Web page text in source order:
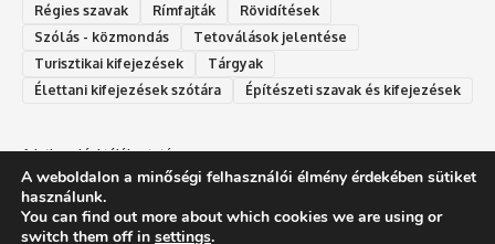
Régies szavak
Rímfajták
Rövidítések
Szólás - közmondás
Tetoválások jelentése
Turisztikai kifejezések
Tárgyak
Élettani kifejezések szótára
Építészeti szavak és kifejezések
Adatkezelési tájékoztató
Felhasználási feltételek
A weboldalon a minőségi felhasználói élmény érdekében sütiket
használunk.
You can find out more about which cookies we are using or
switch them off in settings.